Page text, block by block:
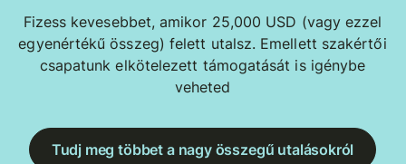
Fizess kevesebbet, amikor 25,000 USD (vagy ezzel
egyenértékű összeg) felett utalsz. Emellett szakértői
csapatunk elkötelezett támogatását is igénybe
veheted
Tudj meg többet a nagy összegű utalásokról